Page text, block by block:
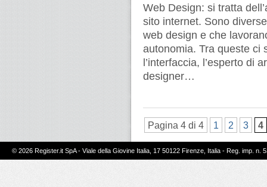
Web Design: si tratta
sito internet. Sono
web design e che
autonomia. Tra queste ci
l’interfaccia, l’esperto di
designer…
Pagina 4 di 4 1 2 3 4
© 2026 Register.it SpA - Viale della Giovine Italia, 17 50122 Firenze, Italia - Reg. imp.